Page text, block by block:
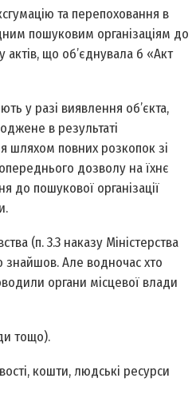
та перепоховання в
пошуковим організаціям до
що об’єднувала б «Акт
у разі виявлення об’єкта,
в результаті
шляхом повних розкопок зі
дозволу на їхнє
до пошукової організації
(п. 3.3 наказу Міністерства
знайшов. Але водночас хто
органи місцевої влади
тощо).
кошти, людські ресурси